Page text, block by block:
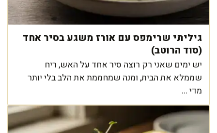
גיליתי שרימפס עם אורז משגע בסיר אחד
(סוד הרוטב)
יש ימים שאני רק רוצה סיר אחד על האש, ריח
שממלא את הבית, ומנה שמחממת את הלב בלי יותר
מדי ...